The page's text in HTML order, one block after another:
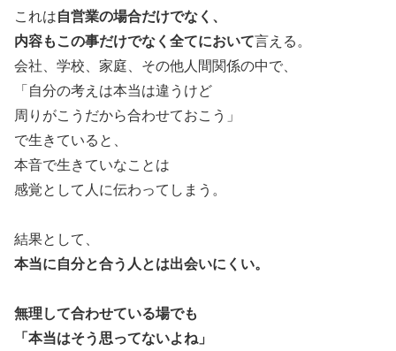
これは自営業の場合だけでなく、
内容もこの事だけでなく全てにおいて言える。
会社、学校、家庭、その他人間関係の中で、
「自分の考えは本当は違うけど
周りがこうだから合わせておこう」
で生きていると、
本音で生きていなことは
感覚として人に伝わってしまう。
結果として、
本当に自分と合う人とは出会いにくい。
無理して合わせている場でも
「本当はそう思ってないよね」